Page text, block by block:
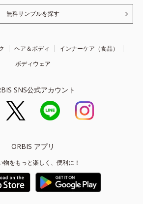
無料サンプルを探す
ヘア＆ボディ
インナーケア（食品）
ボディウェア
SNS公式アカウント
ORBIS アプリ
物をもっと楽しく、便利に！